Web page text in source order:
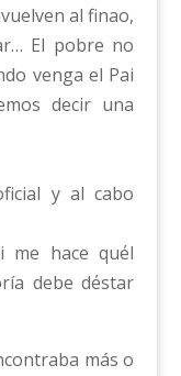
al finao,
El pobre no
venga el Pai
decir una
y al cabo
hace qu΄el
debe d΄estar
más o